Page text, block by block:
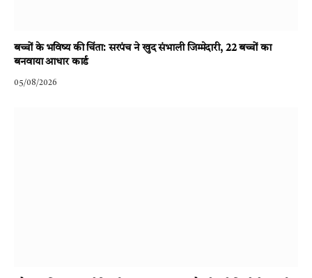
बच्चों के भविष्य की चिंता: सरपंच ने खुद संभाली जिम्मेदारी, 22 बच्चों का
बनवाया आधार कार्ड
05/08/2026